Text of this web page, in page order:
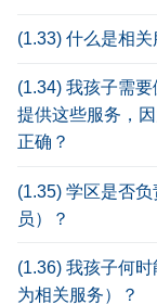
(1.33) 什么是相关
(1.34) 我孩子需
提供这些服务，
正确？
(1.35) 学区是否
员）？
(1.36) 我孩子何
为相关服务）？